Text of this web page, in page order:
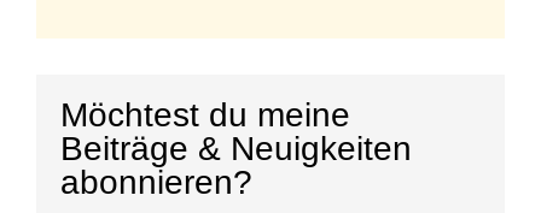
Möchtest du meine
Beiträge & Neuigkeiten
abonnieren?